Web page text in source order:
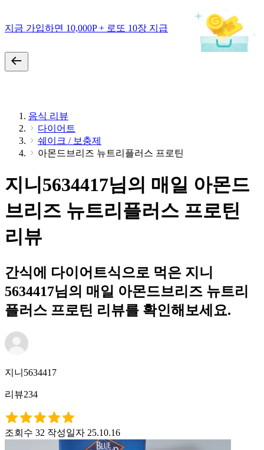
지금 가입하면 10,000P + 로또 10장 지급
음식 리뷰
다이어트
쉐이크 / 보충제
아몬드브리즈 뉴트리플러스 프로틴
지니5634417님의 매일 아몬드
브리즈 뉴트리플러스 프로틴
리뷰
간식에 다이어트식으로 먹은 지니
5634417님의 매일 아몬드브리즈 뉴트리
플러스 프로틴 리뷰를 확인해보세요.
지니5634417
리뷰234
조회수 32 작성일자 25.10.16